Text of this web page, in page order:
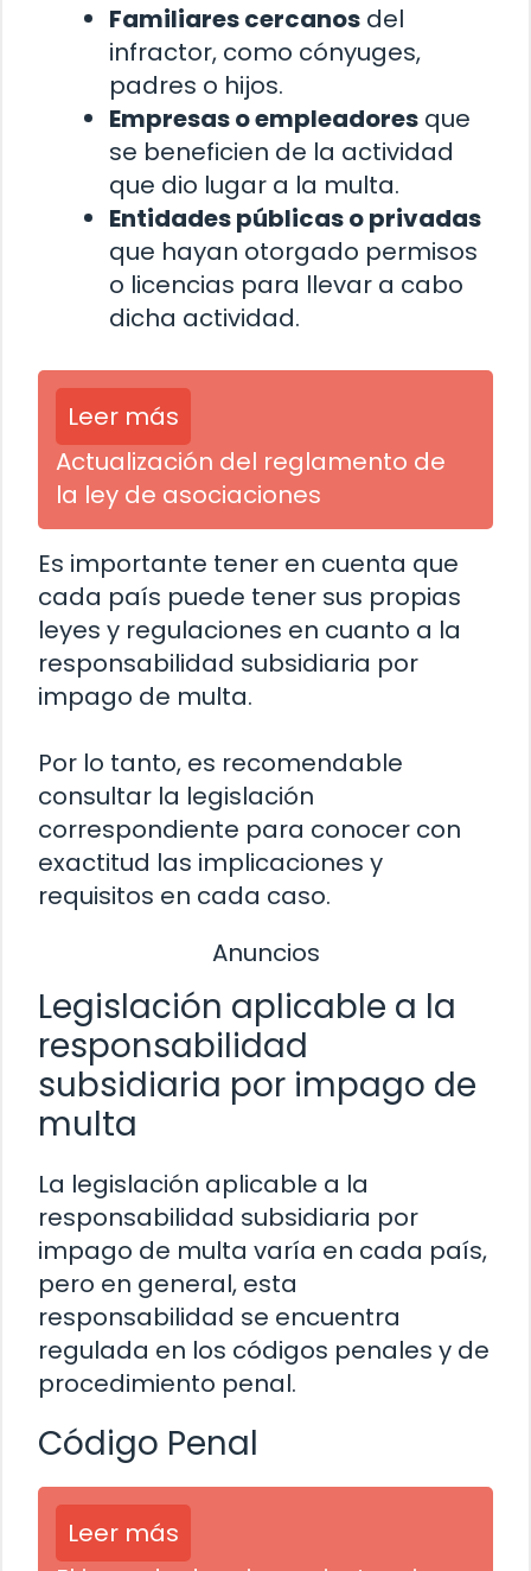
Familiares cercanos del
infractor, como cónyuges,
padres o hijos.
Empresas o empleadores que
se beneficien de la actividad
que dio lugar a la multa.
Entidades públicas o privadas
que hayan otorgado permisos
o licencias para llevar a cabo
dicha actividad.
Leer más
Actualización del reglamento de
la ley de asociaciones
Es importante tener en cuenta que
cada país puede tener sus propias
leyes y regulaciones en cuanto a la
responsabilidad subsidiaria por
impago de multa.
Por lo tanto, es recomendable
consultar la legislación
correspondiente para conocer con
exactitud las implicaciones y
requisitos en cada caso.
Anuncios
Legislación aplicable a la
responsabilidad
subsidiaria por impago de
multa
La legislación aplicable a la
responsabilidad subsidiaria por
impago de multa varía en cada país,
pero en general, esta
responsabilidad se encuentra
regulada en los códigos penales y de
procedimiento penal.
Código Penal
Leer más